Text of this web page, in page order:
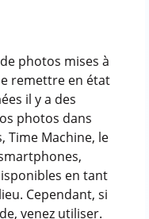
photos mises à
remettre en état
il y a des
photos dans
Time Machine, le
en tant
Cependant, si
venez utiliser.